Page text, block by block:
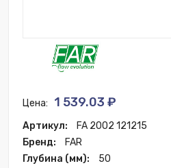
Цена: 1 539.03 ₽
Артикул:
FA 2002 121215
Бренд:
FAR
Глубина (мм):
50